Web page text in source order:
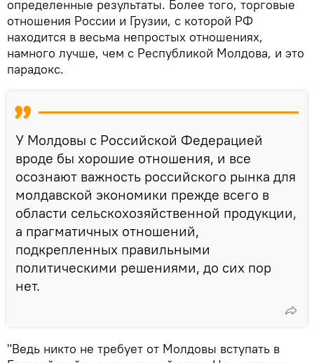
определенные результаты. Более того, торговые
отношения России и Грузии, с которой РФ
находится в весьма непростых отношениях,
намного лучше, чем с Республикой Молдова, и это
парадокс.
У Молдовы с Российской Федерацией
вроде бы хорошие отношения, и все
осознают важность российского рынка для
молдавской экономики прежде всего в
области сельскохозяйственной продукции,
а прагматичных отношений,
подкрепленных правильными
политическими решениями, до сих пор
нет.
"Ведь никто не требует от Молдовы вступать в